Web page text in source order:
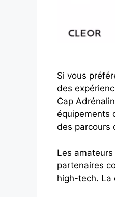
Si vous
des
Cap
équipements
des parcours
Les
partenaires
high-tech. La